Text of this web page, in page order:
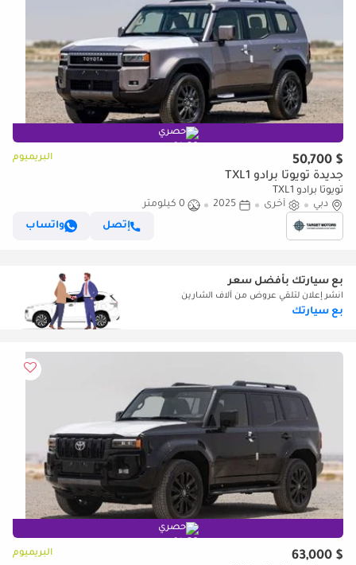
حصري
$ 50,700 البريميوم
جديدة تويوتا برادو TXL1
تويوتا برادو TXL1
دبي
أخرى 2025
0 كيلومتر
إتصل
واتساب
بع سيارتك بأفضل سعر
انشر إعلان لتلقي عروض من آلاف الشارين
بع سيارتك
حصري
$ 63,000 البريميوم